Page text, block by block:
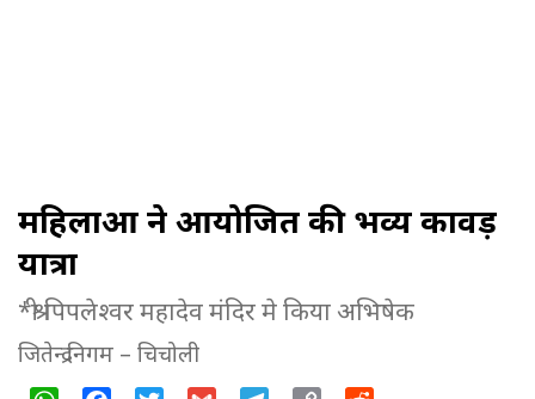
महिलाओं ने आयोजित की भव्य कावड़
यात्रा
*श्री पिपलेश्वर महादेव मंदिर मे किया अभिषेक
जितेन्द्र निगम – चिचोली